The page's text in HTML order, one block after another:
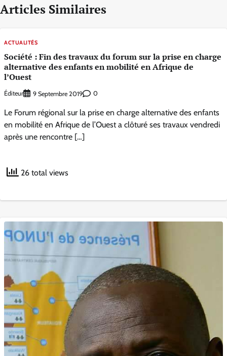
Articles Similaires
ACTUALITÉS
Société : Fin des travaux du forum sur la prise en charge
alternative des enfants en mobilité en Afrique de
l’Ouest
Éditeur 9 Septembre 2019 0
Le Forum régional sur la prise en charge alternative des enfants
en mobilité en Afrique de l’Ouest a clôturé ses travaux vendredi
après une rencontre […]
26 total views